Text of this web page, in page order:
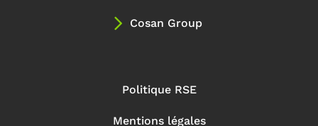
Cosan Group
Politique RSE
Mentions légales